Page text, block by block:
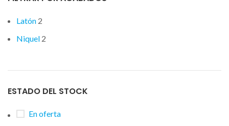
Latón 2
Niquel 2
ESTADO DEL STOCK
En oferta